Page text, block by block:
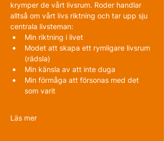
krymper de vårt livsrum. Roder handlar
alltså om vårt livs riktning och tar upp sju
centrala livsteman:
Min riktning i livet
Modet att skapa ett rymligare livsrum
(rädsla)
Min känsla av att inte duga
Min förmåga att försonas med det
som varit
Läs mer